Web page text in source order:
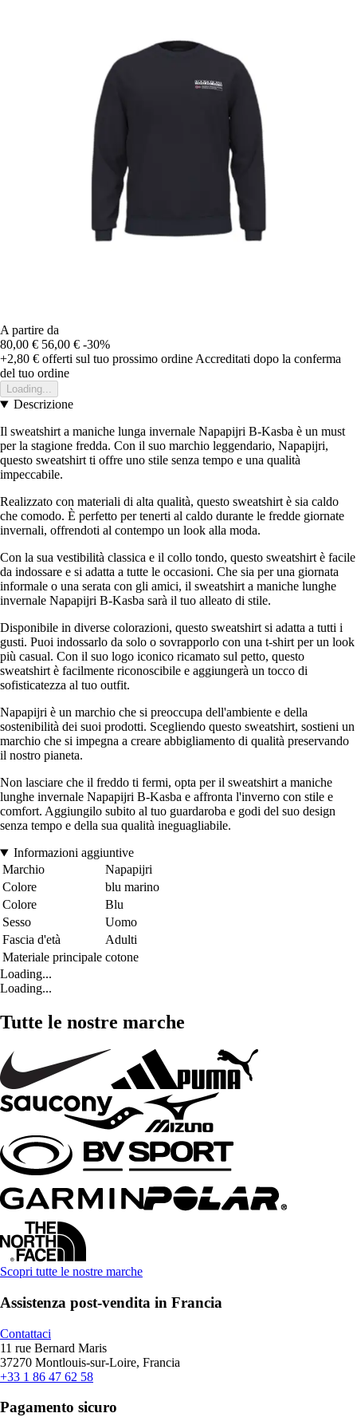
A partire da
80,00 € 56,00 € -30%
+2,80 € offerti sul tuo prossimo ordine Accreditati dopo la conferma
del tuo ordine
Loading...
Descrizione
Il sweatshirt a maniche lunga invernale Napapijri B-Kasba è un must
per la stagione fredda. Con il suo marchio leggendario, Napapijri,
questo sweatshirt ti offre uno stile senza tempo e una qualità
impeccabile.
Realizzato con materiali di alta qualità, questo sweatshirt è sia caldo
che comodo. È perfetto per tenerti al caldo durante le fredde giornate
invernali, offrendoti al contempo un look alla moda.
Con la sua vestibilità classica e il collo tondo, questo sweatshirt è facile
da indossare e si adatta a tutte le occasioni. Che sia per una giornata
informale o una serata con gli amici, il sweatshirt a maniche lunghe
invernale Napapijri B-Kasba sarà il tuo alleato di stile.
Disponibile in diverse colorazioni, questo sweatshirt si adatta a tutti i
gusti. Puoi indossarlo da solo o sovrapporlo con una t-shirt per un look
più casual. Con il suo logo iconico ricamato sul petto, questo
sweatshirt è facilmente riconoscibile e aggiungerà un tocco di
sofisticatezza al tuo outfit.
Napapijri è un marchio che si preoccupa dell'ambiente e della
sostenibilità dei suoi prodotti. Scegliendo questo sweatshirt, sostieni un
marchio che si impegna a creare abbigliamento di qualità preservando
il nostro pianeta.
Non lasciare che il freddo ti fermi, opta per il sweatshirt a maniche
lunghe invernale Napapijri B-Kasba e affronta l'inverno con stile e
comfort. Aggiungilo subito al tuo guardaroba e godi del suo design
senza tempo e della sua qualità ineguagliabile.
Informazioni aggiuntive
Marchio
Napapijri
Colore
blu marino
Colore
Blu
Sesso
Uomo
Fascia d'età
Adulti
Materiale principale cotone
Loading...
Loading...
Tutte le nostre marche
Scopri tutte le nostre marche
Assistenza post-vendita in Francia
Contattaci
11 rue Bernard Maris
37270 Montlouis-sur-Loire, Francia
+33 1 86 47 62 58
Pagamento sicuro